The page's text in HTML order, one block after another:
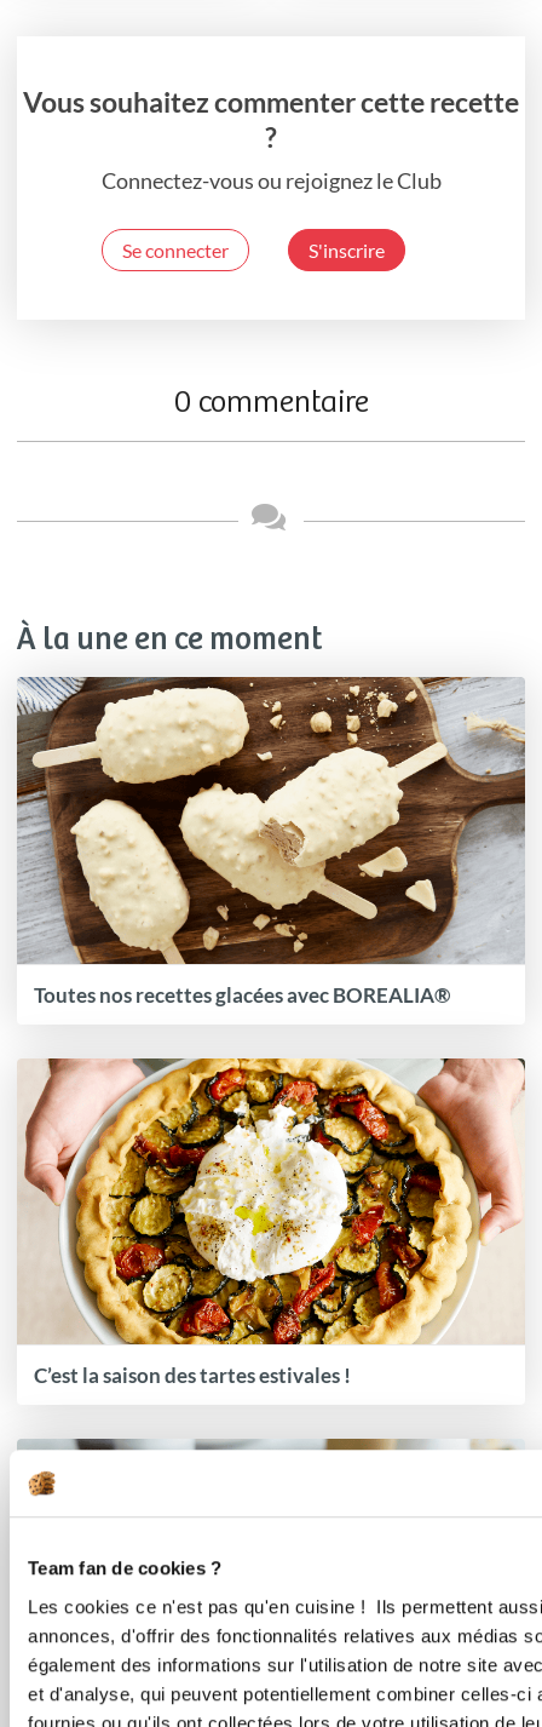
Team fan de cookies ?
Les cookies ce n'est pas qu'en cuisine ! Ils permettent
annonces, d'offrir des fonctionnalités relatives aux médias
également des informations sur l'utilisation de notre site
et d'analyse, qui peuvent potentiellement combiner celles-
fournies ou qu'ils ont collectées lors de votre utilisation de
Vous souhaitez commenter cette recette
?
Connectez-vous ou rejoignez le Club
Se connecter S'inscrire
0 commentaire
À la une en ce moment
Toutes nos recettes glacées avec BOREALIA®
C’est la saison des tartes estivales !